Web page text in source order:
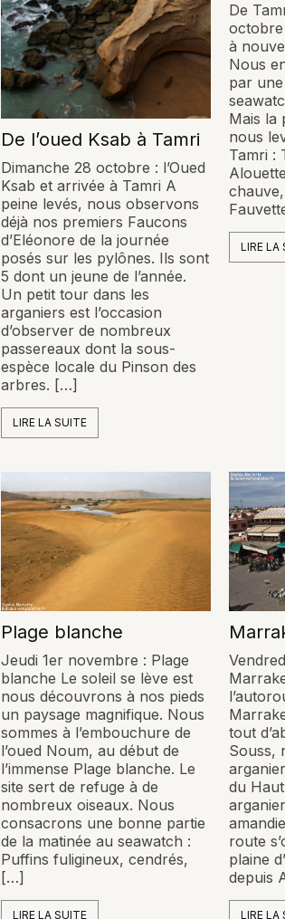
De l’oued Ksab à Tamri
Dimanche 28 octobre : l’Oued
Ksab et arrivée à Tamri A
peine levés, nous observons
déjà nos premiers Faucons
d’Eléonore de la journée
posés sur les pylônes. Ils sont
5 dont un jeune de l’année.
Un petit tour dans les
arganiers est l’occasion
d’observer de nombreux
passereaux dont la sous-
espèce locale du Pinson des
arbres. […]
LIRE LA SUITE
De
octobre
à
Nous
par
Mais la
nous
Tamri :
LIRE LA
Plage blanche
Jeudi 1er novembre : Plage
blanche Le soleil se lève est
nous découvrons à nos pieds
un paysage magnifique. Nous
sommes à l’embouchure de
l’oued Noum, au début de
l’immense Plage blanche. Le
site sert de refuge à de
nombreux oiseaux. Nous
consacrons une bonne partie
de la matinée au seawatch :
Puffins fuligineux, cendrés,
[…]
LIRE LA SUITE
tout
Souss,
du
route
plaine
depuis
LIRE LA